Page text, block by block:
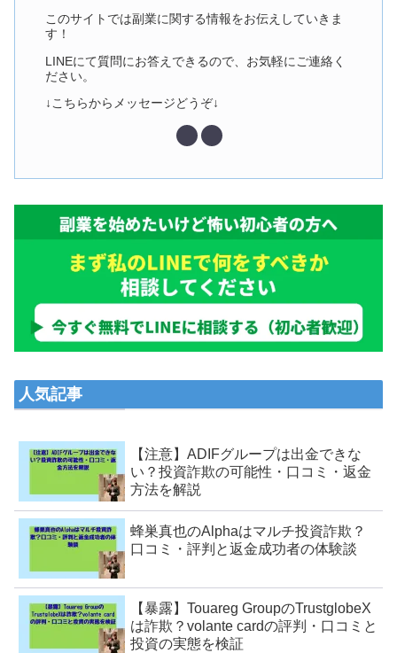
このサイトでは副業に関する情報をお伝えしていきま
す！
LINEにて質問にお答えできるので、お気軽にご連絡く
ださい。
↓こちらからメッセージどうぞ↓
人気記事
【注意】ADIFグループは出金できな
い？投資詐欺の可能性・口コミ・返金
方法を解説
蜂巣真也のAlphaはマルチ投資詐欺？
口コミ・評判と返金成功者の体験談
【暴露】Touareg GroupのTrustglobeX
は詐欺？volante cardの評判・口コミと
投資の実態を検証